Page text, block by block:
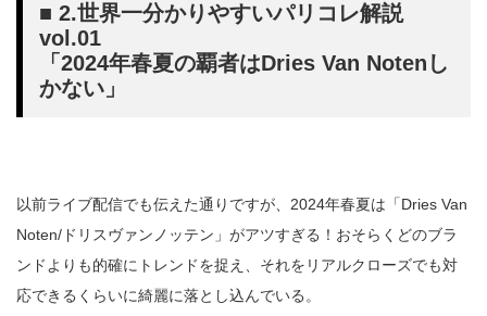
■ 2.世界一分かりやすいパリコレ解説
vol.01
「2024年春夏の覇者はDries Van Notenし
かない」
以前ライブ配信でも伝えた通りですが、2024年春夏は「Dries Van
Noten/ドリスヴァンノッテン」がアツすぎる！おそらくどのブラ
ンドよりも的確にトレンドを捉え、それをリアルクローズでも対
応できるくらいに綺麗に落とし込んでいる。